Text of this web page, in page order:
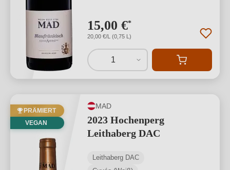
15,00 €*
20,00 €/L (0,75 L)
1
PRÄMIERT
VEGAN
MAD
2023 Hochenperg
Leithaberg DAC
Leithaberg DAC